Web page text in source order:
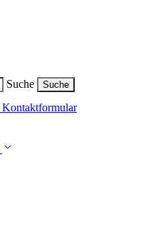
Suche Suche
Kontaktformular